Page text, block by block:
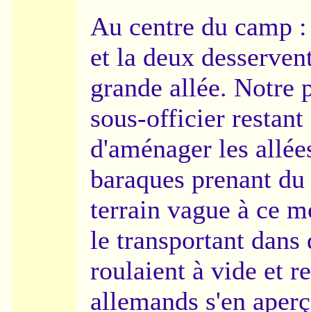
Au centre du camp
et la deux
grande allée. Notre
sous-officier restant
d'aménager les
baraques prenant
terrain vague à ce
le transportant dans
roulaient à vide et
allemands s'en